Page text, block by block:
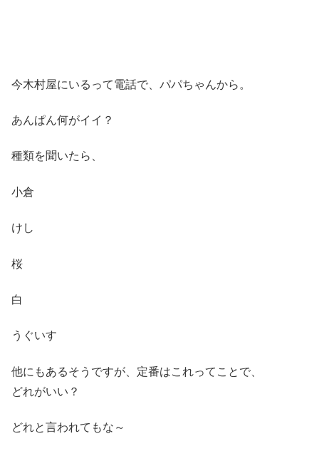
今木村屋にいるって電話で、パパちゃんから。
あんぱん何がイイ？
種類を聞いたら、
小倉
けし
桜
白
うぐいす
他にもあるそうですが、定番はこれってことで、
どれがいい？
どれと言われてもな～